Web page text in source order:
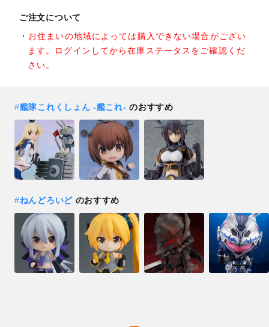
ご注文について
お住まいの地域によっては購入できない場合がござい
ます。ログインしてから在庫ステータスをご確認くだ
さい。
#艦隊これくしょん ‐艦これ‐ のおすすめ
#ねんどろいどのおすすめ